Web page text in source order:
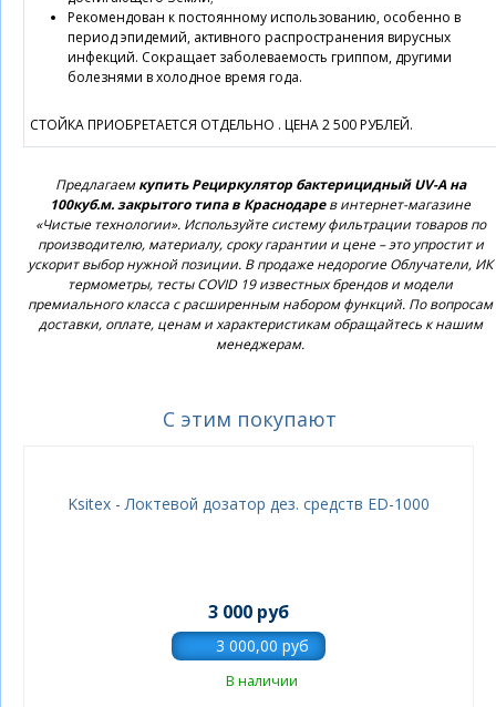
Рекомендован к постоянному использованию, особенно в
период эпидемий, активного распространения вирусных
инфекций. Сокращает заболеваемость гриппом, другими
болезнями в холодное время года.
СТОЙКА ПРИОБРЕТАЕТСЯ ОТДЕЛЬНО . ЦЕНА 2 500 РУБЛЕЙ.
Предлагаемкупить Рециркулятор бактерицидный UV-A на
100куб.м. закрытого типа в Краснодарев интернет-магазине
«Чистые технологии». Используйте систему фильтрации товаров по
производителю, материалу, сроку гарантии и цене – это упростит и
ускорит выбор нужной позиции. В продаже недорогие Облучатели, ИК
термометры, тесты COVID 19 известных брендов и модели
премиального класса с расширенным набором функций. По вопросам
доставки, оплате, ценам и характеристикам обращайтесь к нашим
менеджерам.
С этим покупают
Ksitex - Локтевой дозатор дез. средств ED-1000
3 000 руб
В наличии